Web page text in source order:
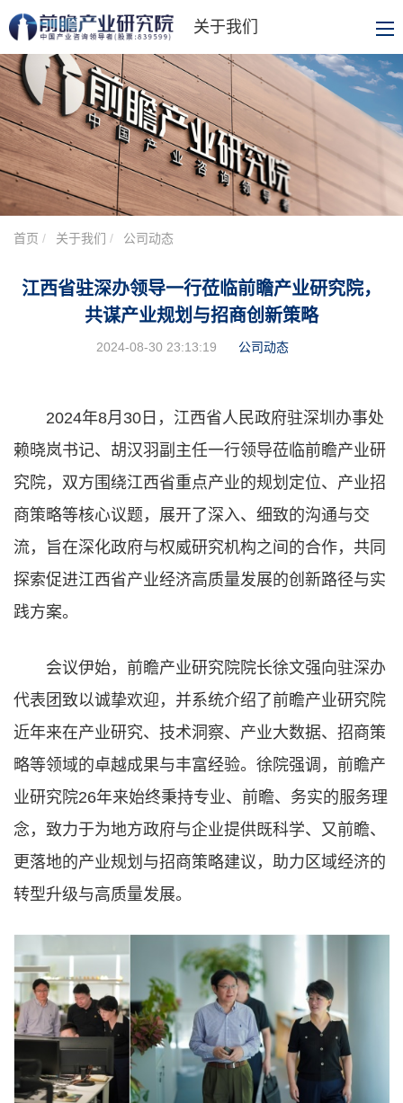
关于我们
首页 关于我们 公司动态
江西省驻深办领导一行莅临前瞻产业研究院，
共谋产业规划与招商创新策略
2024-08-30 23:13:19 公司动态
2024年8月30日，江西省人民政府驻深圳办事处
赖晓岚书记、胡汉羽副主任一行领导莅临前瞻产业研
究院，双方围绕江西省重点产业的规划定位、产业招
商策略等核心议题，展开了深入、细致的沟通与交
流，旨在深化政府与权威研究机构之间的合作，共同
探索促进江西省产业经济高质量发展的创新路径与实
践方案。
会议伊始，前瞻产业研究院院长徐文强向驻深办
代表团致以诚挚欢迎，并系统介绍了前瞻产业研究院
近年来在产业研究、技术洞察、产业大数据、招商策
略等领域的卓越成果与丰富经验。徐院强调，前瞻产
业研究院26年来始终秉持专业、前瞻、务实的服务理
念，致力于为地方政府与企业提供既科学、又前瞻、
更落地的产业规划与招商策略建议，助力区域经济的
转型升级与高质量发展。